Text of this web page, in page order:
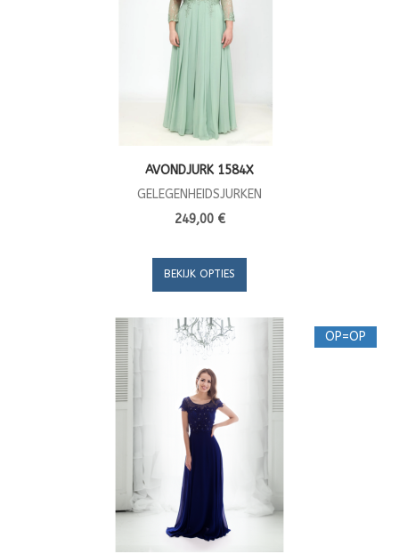
AVONDJURK 1584X
GELEGENHEIDSJURKEN
249,00 €
BEKIJK OPTIES
OP=OP